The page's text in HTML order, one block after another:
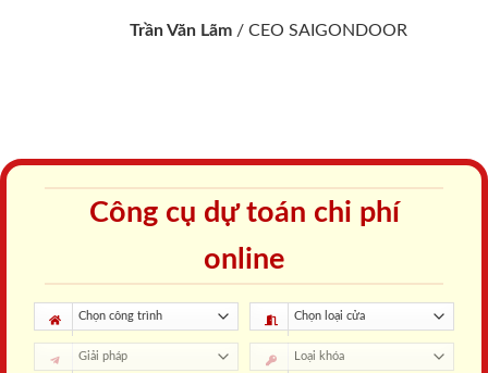
Trần Văn Lãm / CEO SAIGONDOOR
Công cụ dự toán chi phí
online